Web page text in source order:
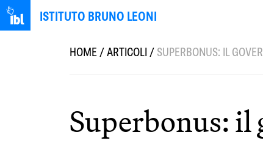
ISTITUTO BRUNO LEONI
HOME/ARTICOLI/SUPERBONUS: IL
Superbonus: il